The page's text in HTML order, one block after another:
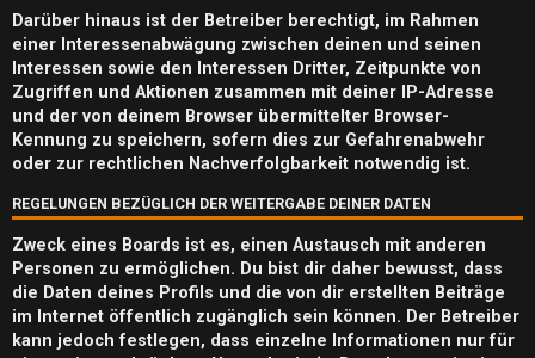
k
t
i
v
e
T
h
e
Darüber hinaus ist der Betreiber berechtigt, im Rahmen
einer Interessenabwägung zwischen deinen und seinen
Interessen sowie den Interessen Dritter, Zeitpunkte von
Zugriffen und Aktionen zusammen mit deiner IP-Adresse
und der von deinem Browser übermittelter Browser-
Kennung zu speichern, sofern dies zur Gefahrenabwehr
oder zur rechtlichen Nachverfolgbarkeit notwendig ist.
REGELUNGEN BEZÜGLICH DER WEITERGABE DEINER DATEN
Zweck eines Boards ist es, einen Austausch mit anderen
Personen zu ermöglichen. Du bist dir daher bewusst, dass
die Daten deines Profils und die von dir erstellten Beiträge
im Internet öffentlich zugänglich sein können. Der Betreiber
kann jedoch festlegen, dass einzelne Informationen nur für